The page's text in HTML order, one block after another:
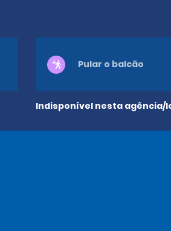
Indisponível nesta agência/
Pular o balcão